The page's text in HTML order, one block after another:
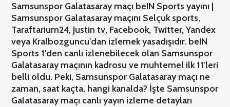
Samsunspor Galatasaray maçı beIN Sports yayını |
Samsunspor Galatasaray maçını Selçuk sports,
Taraftarium24, Justin tv, Facebook, Twitter, Yandex
veya Kralbozguncu'dan izlemek yasadışıdır. beIN
Sports 1'den canlı izlenebilecek olan Samsunspor
Galatasaray maçının kadrosu ve muhtemel ilk 11'leri
belli oldu. Peki, Samsunspor Galatasaray maçı ne
zaman, saat kaçta, hangi kanalda? İşte Samsunspor
Galatasaray maçı canlı yayın izleme detayları